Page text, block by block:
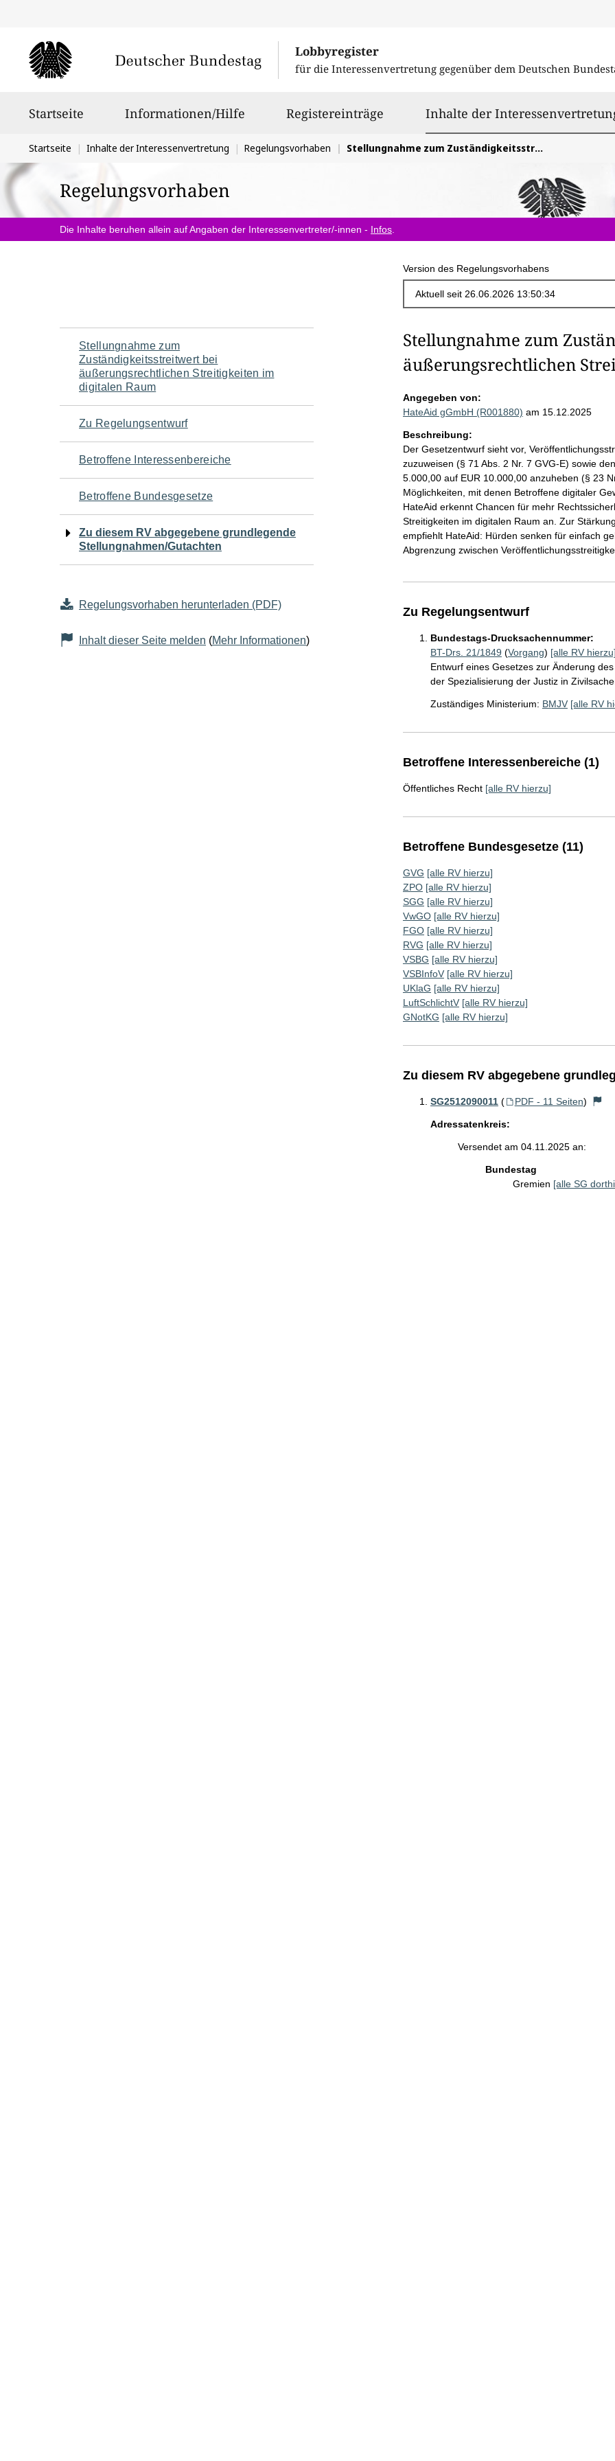
Lobbyregister
für die Interessenvertretung gegenüber dem Deutschen
Startseite Informationen/Hilfe Registereinträge Inhalte der
Sie
befinden
sich
hier:
Startseite Inhalte der Interessenvertretung Regelungsvorhaben Stellungnahme zum Zuständigkeitsstreitwert bei äußerungsrechtlichen Streitigkeiten im digitalen Raum
Regelungsvorhaben
Die Inhalte beruhen allein auf Angaben der Interessenvertreter/-innen - Infos
Version des Regelungsvorhabens
Navigation
für
den
Seiteninhalt
Stellungnahme zum
Zuständigkeitsstreitwert bei
äußerungsrechtlichen Streitigkeiten im
digitalen Raum
Zu Regelungsentwurf
Betroffene Interessenbereiche
Betroffene Bundesgesetze
Zu diesem RV abgegebene grundlegende
Stellungnahmen/Gutachten
Regelungsvorhaben herunterladen (PDF)
Inhalt dieser Seite melden (Mehr Informationen)
Stellungnahme zum
äußerungsrechtlichen
Angegeben von:
HateAid gGmbH (R001880) am 15.12.2025
Beschreibung:
Der Gesetzentwurf sieht vor,
zuzuweisen (§ 71 Abs. 2 Nr. 7 GVG-E) sowie
5.000,00 auf EUR 10.000,00 anzuheben (§ 23
Möglichkeiten, mit denen Betroffene digitaler
HateAid erkennt Chancen für mehr
Streitigkeiten im digitalen Raum an. Zur
empfiehlt HateAid: Hürden senken für einfach
Abgrenzung zwischen
Zu Regelungsentwurf
Bundestags-Drucksachennummer:
BT-Drs. 21/1849 (Vorgang) [alle RV
Entwurf eines Gesetzes zur Änderung
der Spezialisierung der Justiz in
Zuständiges Ministerium: BMJV [alle RV
Betroffene Interessenbereiche (1)
Öffentliches Recht [alle RV hierzu]
Betroffene Bundesgesetze (11)
GVG [alle RV hierzu]
ZPO [alle RV hierzu]
SGG [alle RV hierzu]
VwGO [alle RV hierzu]
FGO [alle RV hierzu]
RVG [alle RV hierzu]
VSBG [alle RV hierzu]
VSBInfoV [alle RV hierzu]
UKlaG [alle RV hierzu]
LuftSchlichtV [alle RV hierzu]
GNotKG [alle RV hierzu]
Zu diesem RV abgegebene
SG2512090011 ( PDF - 11 Seiten)
Adressatenkreis:
Versendet am 04.11.2025 an:
Bundestag
Gremien [alle SG